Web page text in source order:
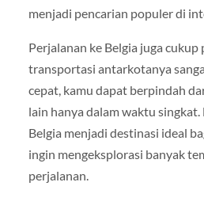
menjadi pencarian populer di
Perjalanan ke Belgia juga
transportasi antarkotanya
cepat, kamu dapat berpindah
lain hanya dalam waktu
Belgia menjadi destinasi ideal
ingin mengeksplorasi banyak
perjalanan.